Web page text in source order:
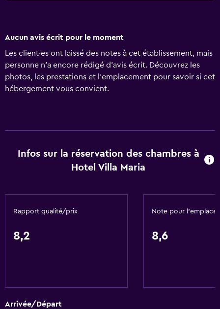
Aucun avis écrit pour le moment
Les client·es ont laissé des notes à cet établissement, mais
personne n’a encore rédigé d’avis écrit. Découvrez les
photos, les prestations et l’emplacement pour savoir si cet
hébergement vous convient.
Infos sur la réservation des chambres à
Hotel Villa Maria
Rapport qualité/prix
8,2
Note pour
8,6
Arrivée/Départ